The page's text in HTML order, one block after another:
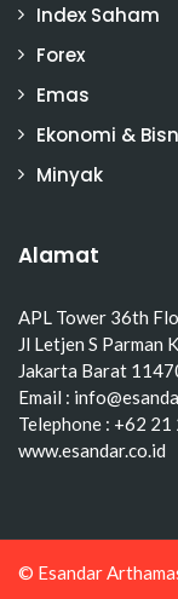
Index Saham
Forex
Emas
Ekonomi &
Minyak
Alamat
APL Tower 36th
Jl Letjen S Parman
Jakarta Barat
Email :
Telephone : +62
www.esandar.co.id
© Esandar